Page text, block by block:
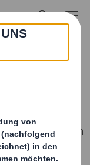
die Aufgabe an
Menschen